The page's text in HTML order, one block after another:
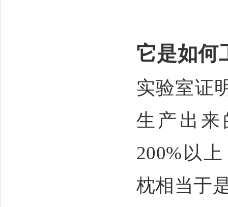
它是如何
实验室证
生产出
200%以
枕相当于